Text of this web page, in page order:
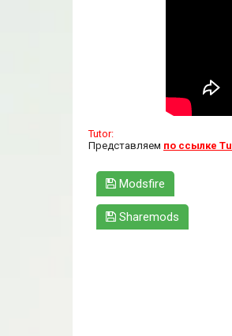
Tutor:
Представляем по ссылке
Modsfire
Sharemods